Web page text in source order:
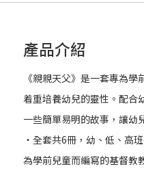
產品介紹
《親親天父》是一套專為
着重培養幼兒的靈性。配合
一些簡單易明的故事，讓幼
‧全套共6冊，幼、低、高
為學前兒童而編寫的基督教